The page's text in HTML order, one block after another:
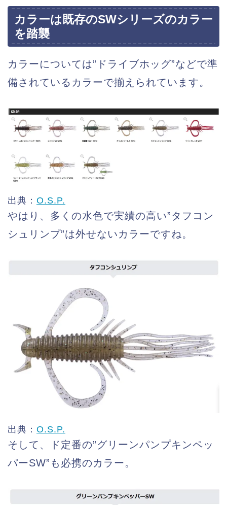
カラーは既存のSWシリーズのカラー
を踏襲
カラーについては”ドライブホッグ”などで準
備されているカラーで揃えられています。
出典： O.S.P.
やはり、多くの水色で実績の高い”タフコン
シュリンプ”は外せないカラーですね。
出典： O.S.P.
そして、ド定番の”グリーンパンプキンペッ
パーSW”も必携のカラー。